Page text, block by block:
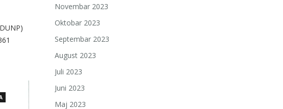
u
Novembar 2023
Oktobar 2023
Septembar 2023
August 2023
Juli 2023
Juni 2023
Maj 2023